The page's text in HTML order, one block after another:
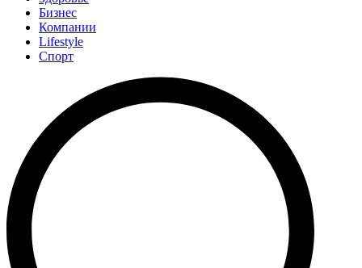
Бизнес
Компании
Lifestyle
Спорт